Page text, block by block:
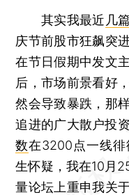
其实我最近 几
庆节前股市狂飙突
在节日假期中发文
后，市场前景看好
然会导致暴跌，那
追进的广大散户投
数在3200点一线
生怀疑，我在10月
量论坛上重申我关